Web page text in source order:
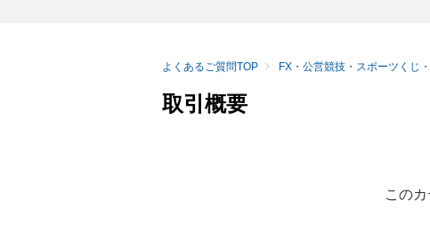
よくあるご質問TOP FX・公営競技・スポーツくじ
取引概要
この